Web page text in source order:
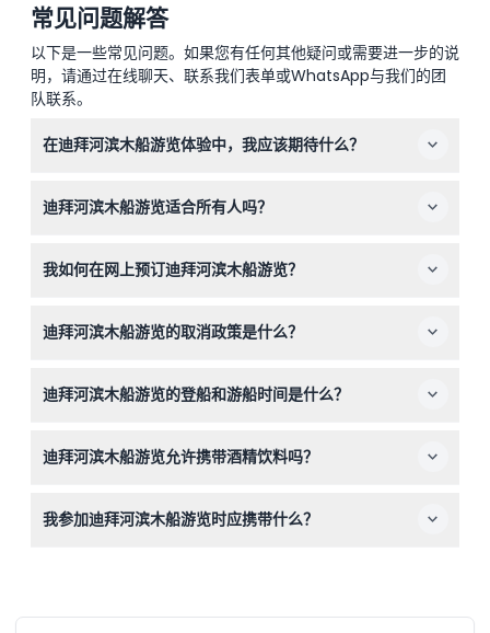
常见问题解答
以下是一些常见问题。如果您有任何其他疑问或需要进一步的说
明，请通过在线聊天、联系我们表单或WhatsApp与我们的团
队联系。
在迪拜河滨木船游览体验中，我应该期待什么？
老与现代迪拜地标的壮丽景色，欣赏包括传统舞蹈的现场文
食选项。
迪拜河滨木船游览适合所有人吗？
能舒适地享受这段体验。
我如何在网上预订迪拜河滨木船游览？
以查看可用日期并选择接送服务等选项。
迪拜河滨木船游览的取消政策是什么？
手续费除外）。出发前不到24小时取消或未出现，将收取
迪拜河滨木船游览的登船和游船时间是什么？
季和冬季会有轻微时间调整。请于20:15前到达以确保准时
迪拜河滨木船游览允许携带酒精饮料吗？
或无酒精鸡尾酒可另外购买。
我参加迪拜河滨木船游览时应携带什么？